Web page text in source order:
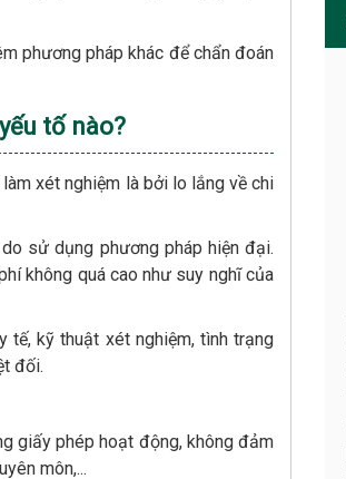
phương pháp khác để chẩn đoán
tố nào?
xét nghiệm là bởi lo lắng về chi
sử dụng phương pháp hiện đại.
không quá cao như suy nghĩ của
tế, kỹ thuật xét nghiệm, tình trạng
đối.
giấy phép hoạt động, không đảm
môn,...